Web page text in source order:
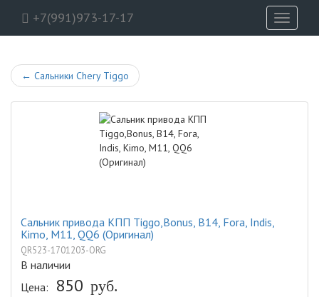
+7(991)973-17-17
Toggle
← Сальники Chery Tiggo
Сальник привода КПП Tiggo,Bonus, B14, Fora, Indis,
Kimo, M11, QQ6 (Оригинал)
QR523-1701203-ORG
В наличии
Цена:
850 руб.